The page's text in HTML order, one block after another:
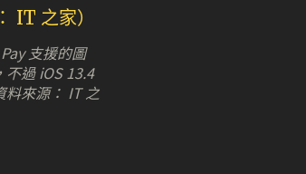
支援的圖
過 iOS 13.4
料來源： IT 之